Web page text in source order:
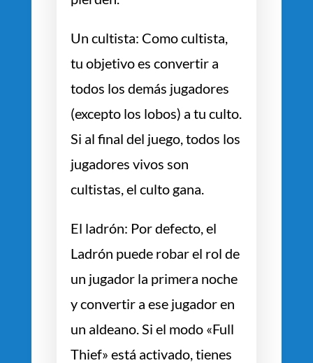
Un cultista: Como cultista,
tu objetivo es convertir a
todos los demás jugadores
(excepto los lobos) a tu culto.
Si al final del juego, todos los
jugadores vivos son
cultistas, el culto gana.
El ladrón: Por defecto, el
Ladrón puede robar el rol de
un jugador la primera noche
y convertir a ese jugador en
un aldeano. Si el modo «Full
Thief» está activado, tienes